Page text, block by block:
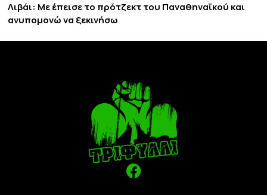
Λιβάι: Με έπεισε το πρότζεκτ του Παναθηναϊκού και
ανυπομονώ να ξεκινήσω